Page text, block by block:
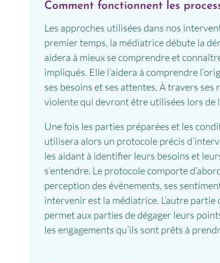
Comment fonctionnent les
Les approches utilisées dans nos
premier temps, la médiatrice débute la
aidera à mieux se comprendre et
impliqués. Elle l’aidera à comprendre
ses besoins et ses attentes. À travers
violente qui devront être utilisées lors de
Une fois les parties préparées et les
utilisera alors un protocole précis
les aidant à identifier leurs besoins et
s’entendre. Le protocole comporte
perception des événements, ses
intervenir est la médiatrice. L’autre
permet aux parties de dégager leurs
les engagements qu’ils sont prêts à